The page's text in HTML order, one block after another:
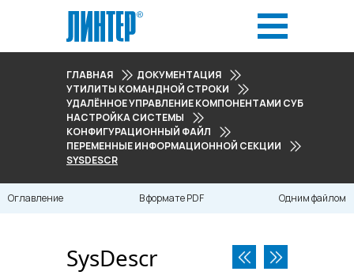
ГЛАВНАЯ
ДОКУМЕНТАЦИЯ
УТИЛИТЫ КОМАНДНОЙ СТРОКИ
УДАЛЁННОЕ УПРАВЛЕНИЕ КОМПОНЕНТАМИ СУБД
НАСТРОЙКА СИСТЕМЫ
КОНФИГУРАЦИОННЫЙ ФАЙЛ
ПЕРЕМЕННЫЕ ИНФОРМАЦИОННОЙ СЕКЦИИ
SYSDESCR
Оглавление В формате PDF Одним файлом
SysDescr